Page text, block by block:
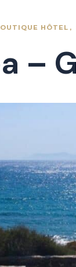
HÔTEL
–